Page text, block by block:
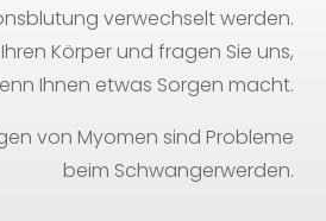
verwechselt werden.
Körper und fragen Sie uns,
Ihnen etwas Sorgen macht.
von Myomen sind Probleme
beim Schwangerwerden.